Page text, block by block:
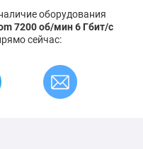
оборудования
7200 об/мин 6 Гбит/с
сейчас: